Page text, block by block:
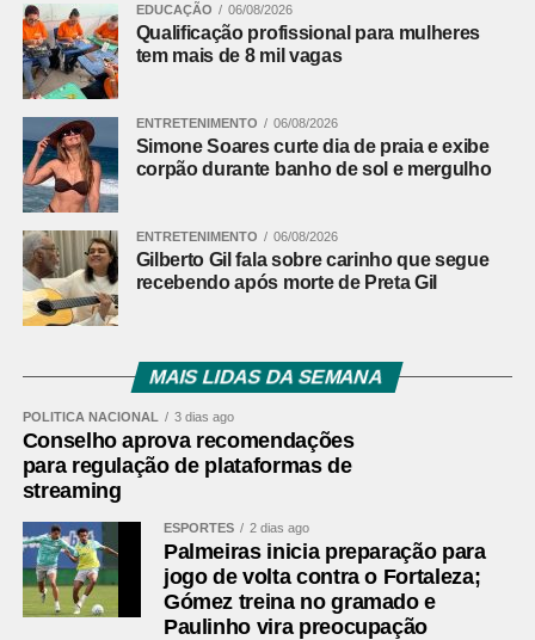
EDUCAÇÃO 06/08/2026
Qualificação profissional para mulheres
tem mais de 8 mil vagas
ENTRETENIMENTO 06/08/2026
Simone Soares curte dia de praia e exibe
corpão durante banho de sol e mergulho
ENTRETENIMENTO 06/08/2026
Gilberto Gil fala sobre carinho que segue
recebendo após morte de Preta Gil
MAIS LIDAS DA SEMANA
POLÍTICA NACIONAL 3 dias ago
Conselho aprova recomendações
para regulação de plataformas de
streaming
ESPORTES 2 dias ago
Palmeiras inicia preparação para
jogo de volta contra o Fortaleza;
Gómez treina no gramado e
Paulinho vira preocupação